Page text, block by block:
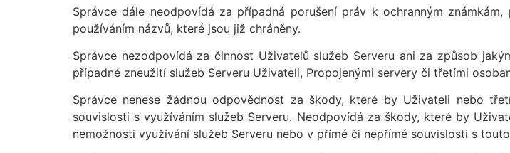
Správce dále neodpovídá za případná porušení práv k ochranným
používáním názvů, které jsou již chráněny.
Správce nezodpovídá za činnost Uživatelů služeb Serveru ani za způsob
případné zneužití služeb Serveru Uživateli, Propojenými servery či třetími
Správce nenese žádnou odpovědnost za škody, které by Uživateli nebo
souvislosti s využíváním služeb Serveru. Neodpovídá za škody, které by
nemožnosti využívání služeb Serveru nebo v přímé či nepřímé souvislosti s